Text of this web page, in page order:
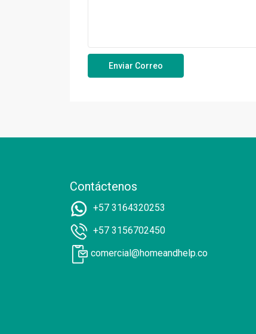
Contáctenos
+57 3164320253
+57 3156702450
comercial@homeandhelp.co